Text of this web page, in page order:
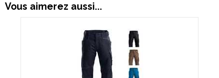
Vous aimerez aussi...